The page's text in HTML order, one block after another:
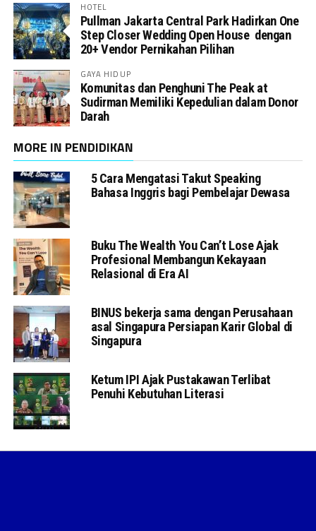
HOTEL
Pullman Jakarta Central Park Hadirkan One
Step Closer Wedding Open House dengan
20+ Vendor Pernikahan Pilihan
GAYA HIDUP
Komunitas dan Penghuni The Peak at
Sudirman Memiliki Kepedulian dalam Donor
Darah
MORE IN PENDIDIKAN
5 Cara Mengatasi Takut Speaking
Bahasa Inggris bagi Pembelajar Dewasa
Buku The Wealth You Can’t Lose Ajak
Profesional Membangun Kekayaan
Relasional di Era AI
BINUS bekerja sama dengan Perusahaan
asal Singapura Persiapan Karir Global di
Singapura
Ketum IPI Ajak Pustakawan Terlibat
Penuhi Kebutuhan Literasi